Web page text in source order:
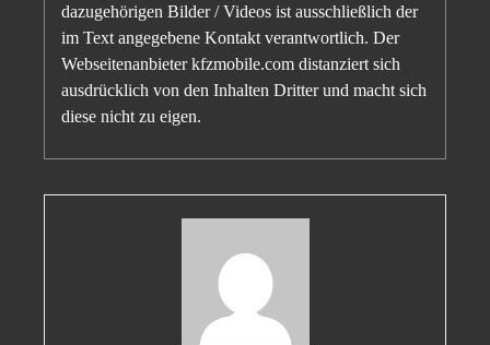
dazugehörigen Bilder / Videos ist ausschließlich der
im Text angegebene Kontakt verantwortlich. Der
Webseitenanbieter kfzmobile.com distanziert sich
ausdrücklich von den Inhalten Dritter und macht sich
diese nicht zu eigen.